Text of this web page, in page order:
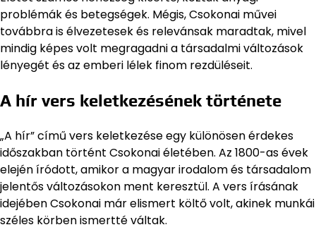
problémák és betegségek. Mégis, Csokonai művei
továbbra is élvezetesek és relevánsak maradtak, mivel
mindig képes volt megragadni a társadalmi változások
lényegét és az emberi lélek finom rezdüléseit.
A hír vers keletkezésének története
„A hír” című vers keletkezése egy különösen érdekes
időszakban történt Csokonai életében. Az 1800-as évek
elején íródott, amikor a magyar irodalom és társadalom
jelentős változásokon ment keresztül. A vers írásának
idejében Csokonai már elismert költő volt, akinek munkái
széles körben ismertté váltak.